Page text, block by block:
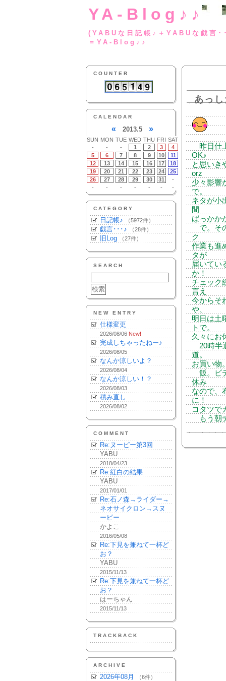
YA-Blog♪♪
(YABUな日記帳♪
＝YA-Blog♪♪
COUNTER
CALENDAR
« 2013.5 »
SUN MON TUE WED THU FRI SAT
-
- - 1 2 3
4
5
6 7 8 9 10
11
12
13 14 15 16 17
18
19
20 21 22 23 24
25
26
27 28 29 30 31
-
-
- - - - - -
CATEGORY
日記帳♪ （5972件）
戯言･･･♪ （28件）
旧Log （27件）
SEARCH
NEW ENTRY
仕様変更
2026/08/06 New!
完成しちゃったねー♪
2026/08/05
なんか涼しいよ？
2026/08/04
なんか涼しい！？
2026/08/03
積み直し
2026/08/02
COMMENT
Re:ヌーピー第3回
YABU
2018/04/23
Re:紅白の結果
YABU
2017/01/01
Re:石ノ森→ライダー→
ネオサイクロン→スヌ
ーピー
かよこ
2016/05/08
Re:下見を兼ねて一杯ど
お？
YABU
2015/11/13
Re:下見を兼ねて一杯ど
お？
はーちゃん
2015/11/13
TRACKBACK
ARCHIVE
2026年08月 （6件）
あっ
昨日仕
OK♪
と思いき
orz
少々影響
で。
ネタが小
間
ばっかか
で。そ
ク
作業も進
タが
届いてい
か！
チェック
言え
今からそ
や、
明日は土
トで。
久々にお
20時半
道。
お買い物
飯。ビ
休み
なので、
に！
コタツで
もう朝